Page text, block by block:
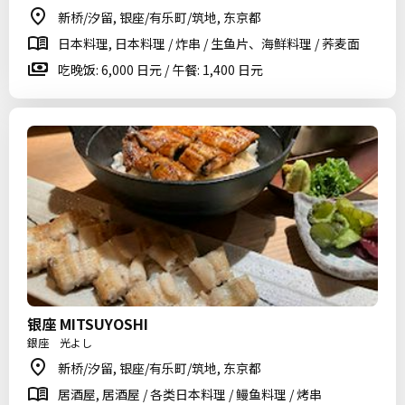
新桥/汐留, 银座/有乐町/筑地, 东京都
日本料理, 日本料理 / 炸串 / 生鱼片、海鲜料理 / 荞麦面
吃晚饭: 6,000 日元 / 午餐: 1,400 日元
银座 MITSUYOSHI
銀座 光よし
新桥/汐留, 银座/有乐町/筑地, 东京都
居酒屋, 居酒屋 / 各类日本料理 / 鳗鱼料理 / 烤串